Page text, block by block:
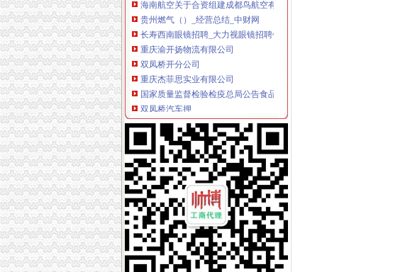
贵州燃气（）_经营总结_中财网
长寿西南眼镜招聘_大力视眼镜招聘信息—中华英才网
重庆渝开扬物流有限公司
双凤桥开分公司
重庆杰菲思实业有限公司
国家质量监督检验检疫总局公告食品生产许可证获证企业名单食品（
双凤桥汽车押
大楼蜘蛛人清洗|正规高空清洁公司|渝北双凤桥蜘蛛人清洗_重庆洁万家
重庆火口公司_重庆火口生产厂家_企业公司
两路开分公司
公交公司开通两路元宵赏灯班车-杭州新闻中心-杭州网
【物流装卸工,合肥市金润物流有限公司经开分公司招聘】-合肥赶集网
国开泰富基金子公司参与发起设立厦门自贸区股权投资基金_基金要闻_
请问成都市温江区圣楠装饰公司,在都江堰开有分公司吗？_成都装修
厦航在天津开分公司2日开通至新加坡航线_天津_新闻_腾讯网
龙溪开分公司
-重庆招聘-重庆美众会展服务有限公司2018招聘_搜狐教育_搜狐网
重庆500企业电话是多少？希望详细一点的,好网址发出来-家居装